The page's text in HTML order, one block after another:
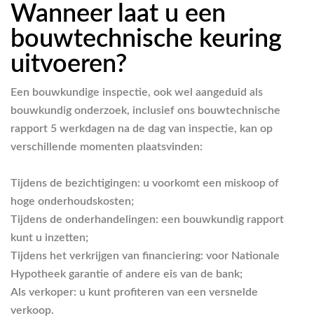
Wanneer laat u een
bouwtechnische keuring
uitvoeren?
Een bouwkundige inspectie, ook wel aangeduid als
bouwkundig onderzoek, inclusief ons bouwtechnische
rapport 5 werkdagen na de dag van inspectie, kan op
verschillende momenten plaatsvinden:
Tijdens de bezichtigingen: u voorkomt een miskoop of
hoge onderhoudskosten;
Tijdens de onderhandelingen: een bouwkundig rapport
kunt u inzetten;
Tijdens het verkrijgen van financiering: voor Nationale
Hypotheek garantie of andere eis van de bank;
Als verkoper: u kunt profiteren van een versnelde
verkoop.